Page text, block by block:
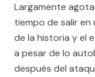
Largamente
tiempo de salir
de la historia y el
a pesar de lo
después del